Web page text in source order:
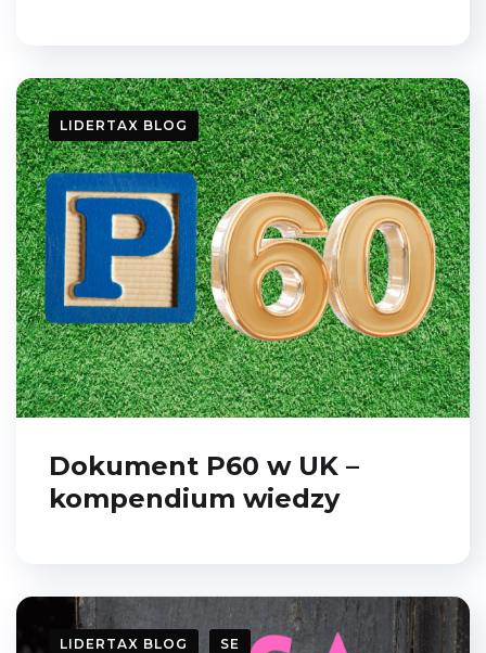
LIDERTAX BLOG
Dokument P60 w UK –
kompendium wiedzy
LIDERTAX BLOG SE